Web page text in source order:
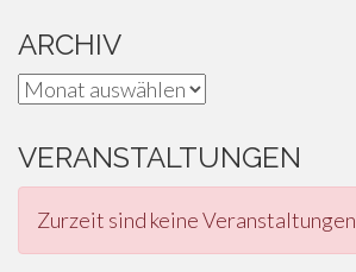
ARCHIV
Archiv
VERANSTALTUNGEN
Zurzeit sind keine